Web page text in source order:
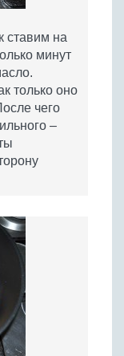
ставим на
минут
только оно
чего
–